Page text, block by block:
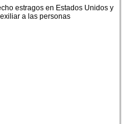
estragos en Estados Unidos y
a las personas